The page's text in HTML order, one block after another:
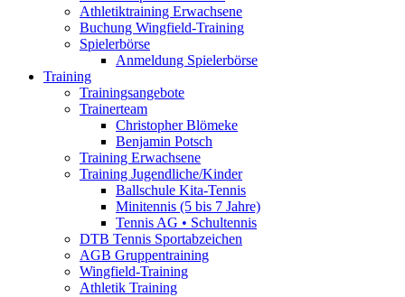
Athletiktraining Erwachsene
Buchung Wingfield-Training
Spielerbörse
Anmeldung Spielerbörse
Training
Trainingsangebote
Trainerteam
Christopher Blömeke
Benjamin Potsch
Training Erwachsene
Training Jugendliche/Kinder
Ballschule Kita-Tennis
Minitennis (5 bis 7 Jahre)
Tennis AG • Schultennis
DTB Tennis Sportabzeichen
AGB Gruppentraining
Wingfield-Training
Athletik Training